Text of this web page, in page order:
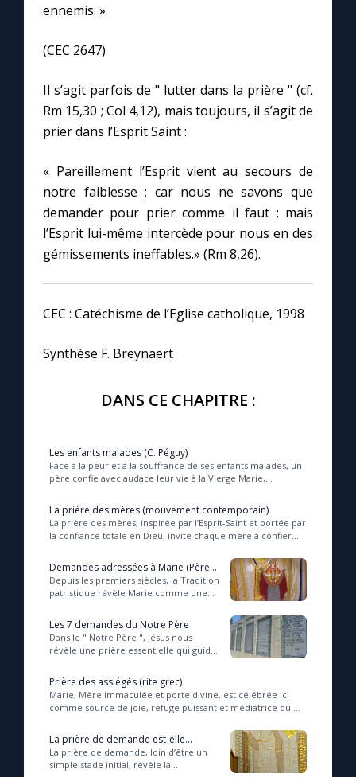
ennemis. »
(CEC 2647)
Il s’agit parfois de " lutter dans la prière " (cf.
Rm 15,30 ; Col 4,12), mais toujours, il s’agit de
prier dans l’Esprit Saint :
« Pareillement l’Esprit vient au secours de
notre faiblesse ; car nous ne savons que
demander pour prier comme il faut ; mais
l’Esprit lui-même intercède pour nous en des
gémissements ineffables.» (Rm 8,26).
CEC : Catéchisme de l’Eglise catholique, 1998
Synthèse F. Breynaert
DANS CE CHAPITRE :
Les enfants malades (C. Péguy)
Face à la peur et à la souffrance de ses enfants malades, un
père confie avec audace leur vie à la Vierge Marie,
La prière des mères (mouvement contemporain)
La prière des mères, inspirée par l’Esprit-Saint et portée par
la confiance totale en Dieu, invite chaque mère à confier
Demandes adressées à Marie (Pères
de l’Église)
Depuis les premiers siècles, la Tradition
patristique révèle Marie comme une
l’intercession précieuse soutient ...
Les 7 demandes du Notre Père
Dans le " Notre Père ", Jésus nous
révèle une prière essentielle qui guide
confiance, demande de pardon et
protecti...
Prière des assiégés (rite grec)
Marie, Mère immaculée et porte divine, est célébrée ici
comme source de joie, refuge puissant et médiatrice qui
La prière de demande est-elle
méprisable ?
La prière de demande, loin d’être un
simple stade initial, révèle la